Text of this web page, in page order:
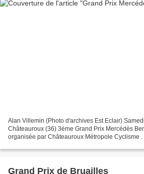
Alan Villemin (Photo d'archives Est Eclair) Samedi 20 août 2022
Châteauroux (36) 3ème Grand Prix Mercédès
organisée par Châteauroux Métropole Cyclisme .
Grand Prix de Bruailles